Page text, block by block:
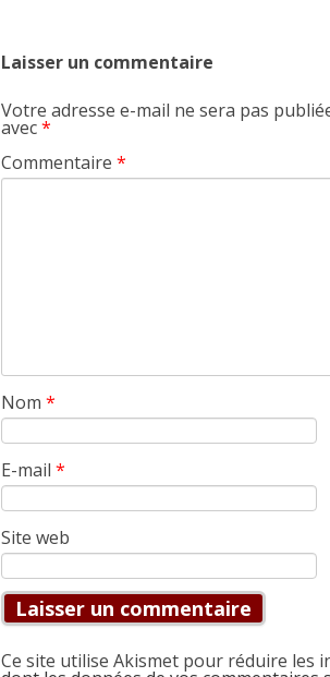
Laisser un commentaire
Votre adresse e-mail ne sera pas
avec*
Commentaire *
Nom *
E-mail *
Site web
Ce site utilise Akismet pour réduire les